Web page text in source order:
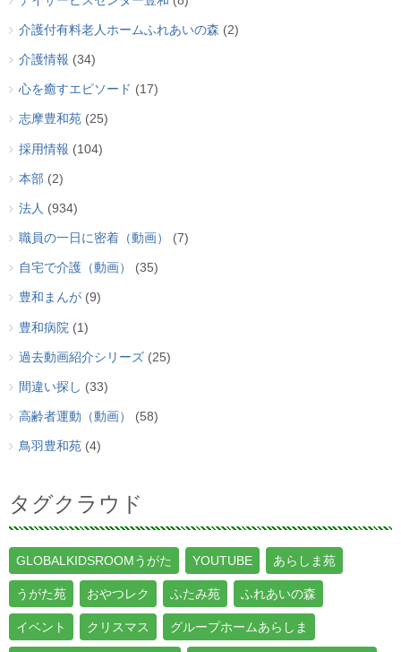
介護付有料老人ホームふれあいの森 (2)
介護情報 (34)
心を癒すエピソード (17)
志摩豊和苑 (25)
採用情報 (104)
本部 (2)
法人 (934)
職員の一日に密着（動画） (7)
自宅で介護（動画） (35)
豊和まんが (9)
豊和病院 (1)
過去動画紹介シリーズ (25)
間違い探し (33)
高齢者運動（動画） (58)
鳥羽豊和苑 (4)
タグクラウド
GLOBALKIDSROOMうがた YOUTUBE あらしま苑
うがた苑 おやつレク ふたみ苑 ふれあいの森
イベント クリスマス グループホームあらしま